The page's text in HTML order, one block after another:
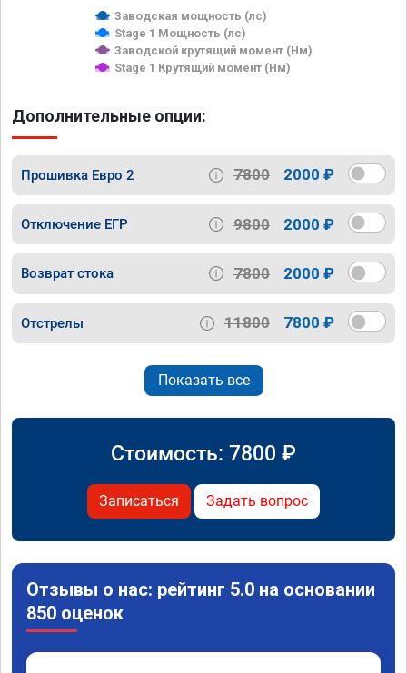
Заводская мощность (лс)
Stage 1 Мощность (лс)
Заводской крутящий момент (Нм)
Stage 1 Крутящий момент (Нм)
Дополнительные опции:
Прошивка Евро 2 7800 2000 ₽
Отключение ЕГР 9800 2000 ₽
Возврат стока 7800 2000 ₽
Отстрелы 11800 7800 ₽
Показать все
Стоимость: 7800 ₽
Записаться Задать вопрос
Отзывы о нас: рейтинг 5.0 на основании
850 оценок